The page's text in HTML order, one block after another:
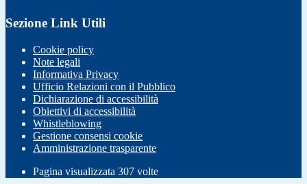
Sezione Link Utili
Cookie policy
Note legali
Informativa Privacy
Ufficio Relazioni con il Pubblico
Dichiarazione di accessibilità
Obiettivi di accessibilità
Whistleblowing
Gestione consensi cookie
Amministrazione trasparente
Pagina visualizzata 307 volte